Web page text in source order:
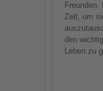
Freunden.
Zeit, um
den
Leben zu